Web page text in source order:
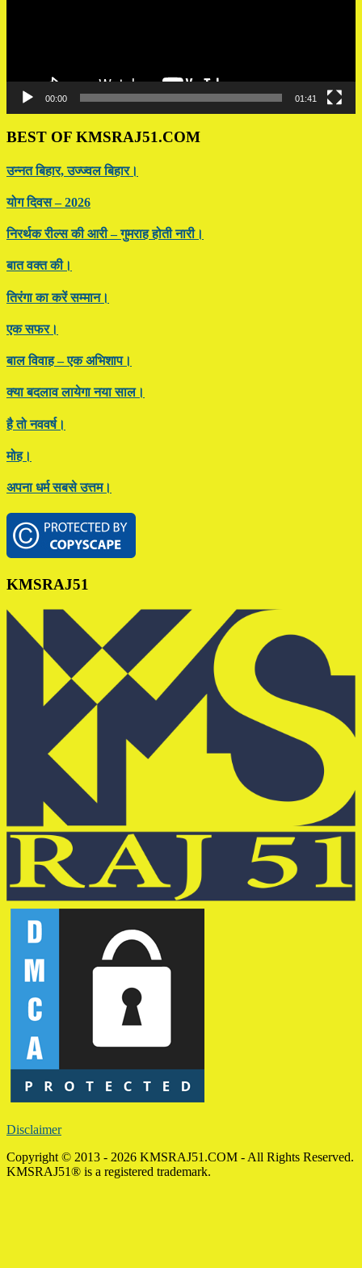
00:00 01:41
BEST OF KMSRAJ51.COM
उन्नत बिहार, उज्ज्वल बिहार।
योग दिवस – 2026
निरर्थक रील्स की आरी – गुमराह होती नारी।
बात वक्त की।
तिरंगा का करें सम्मान।
एक सफर।
बाल विवाह – एक अभिशाप।
क्या बदलाव लायेगा नया साल।
है तो नववर्ष।
मोह।
अपना धर्म सबसे उत्तम।
Footer
KMSRAJ51
Disclaimer
Copyright © 2013 - 2026 KMSRAJ51.COM - All Rights Reserved.
KMSRAJ51® is a registered trademark.